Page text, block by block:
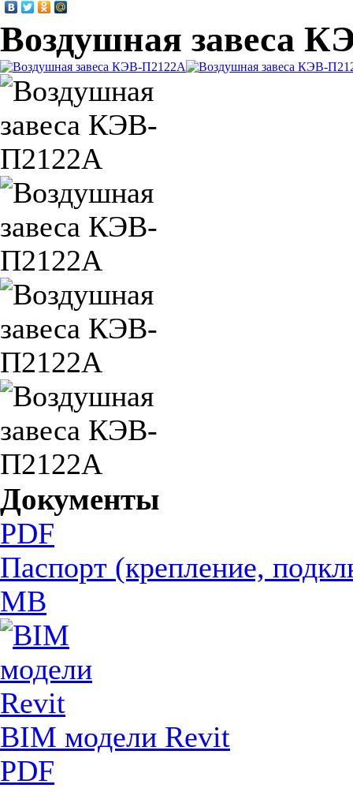
Воздушная завеса
Документы
PDF
Паспорт (крепление,
MB
BIM модели Revit
PDF